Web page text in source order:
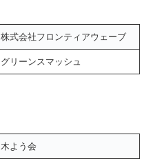
株式会社フロンティアウェーブ
グリーンスマッシュ
木よう会